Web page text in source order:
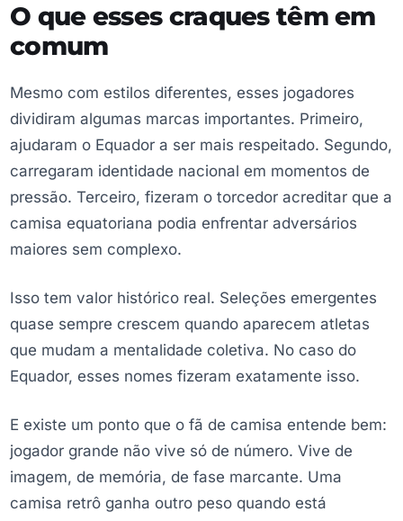
O que esses craques têm em
comum
Mesmo com estilos diferentes, esses jogadores
dividiram algumas marcas importantes. Primeiro,
ajudaram o Equador a ser mais respeitado. Segundo,
carregaram identidade nacional em momentos de
pressão. Terceiro, fizeram o torcedor acreditar que a
camisa equatoriana podia enfrentar adversários
maiores sem complexo.
Isso tem valor histórico real. Seleções emergentes
quase sempre crescem quando aparecem atletas
que mudam a mentalidade coletiva. No caso do
Equador, esses nomes fizeram exatamente isso.
E existe um ponto que o fã de camisa entende bem:
jogador grande não vive só de número. Vive de
imagem, de memória, de fase marcante. Uma
camisa retrô ganha outro peso quando está